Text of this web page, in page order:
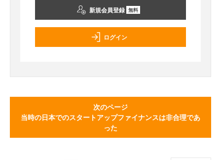
新規会員登録 無料
ログイン
次のページ
当時の日本でのスタートアップファイナンスは非合理であ
った